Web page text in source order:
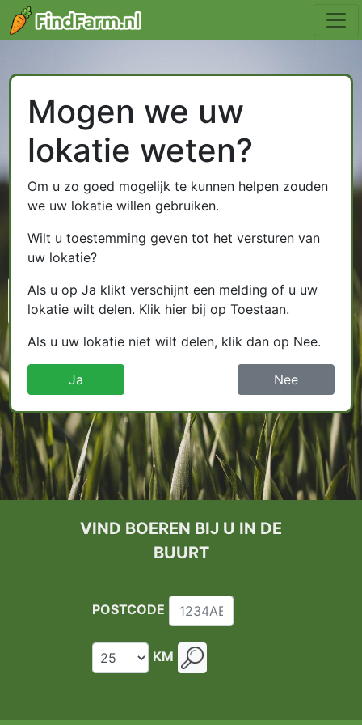
VIND BOEREN BIJ U IN DE
BUURT
POSTCODE
KM
Mogen we uw
lokatie weten?
Om u zo goed mogelijk te kunnen helpen zouden
we uw lokatie willen gebruiken.
Wilt u toestemming geven tot het versturen van
uw lokatie?
Als u op Ja klikt verschijnt een melding of u uw
lokatie wilt delen. Klik hier bij op Toestaan.
Als u uw lokatie niet wilt delen, klik dan op Nee.
Ja Nee